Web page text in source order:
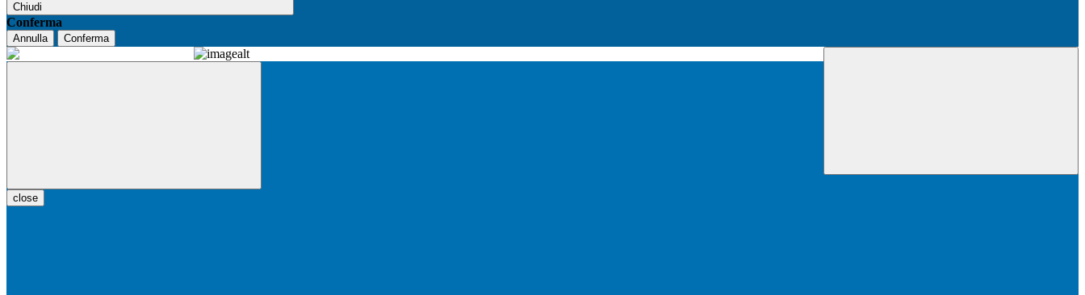
Chiudi
Conferma
Annulla Conferma
close